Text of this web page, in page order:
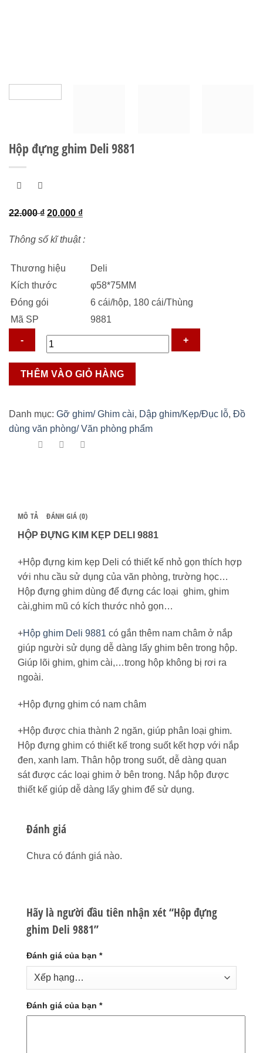
Hộp đựng ghim Deli 9881
22.000₫ Giá
là:
20.000 ₫Giá
tại
20.000 ₫.
Thông số kĩ thuật :
Thương hiệu
Deli
Kích thước
φ58*75MM
Đóng gói
6 cái/hộp, 180 cái/Thùng
Mã SP
9881
Hộp
Deli
9881
THÊM VÀO GIỎ HÀNG
Danh mục: Gỡ ghim/ Ghim cài, Dập ghim/Kẹp/Đục lỗ, Đồ
dùng văn phòng/ Văn phòng phẩm
MÔ TẢ ĐÁNH GIÁ (0)
HỘP ĐỰNG KIM KẸP DELI 9881
+Hộp đựng kim kẹp Deli có thiết kế nhỏ gọn thích hợp
với nhu cầu sử dụng của văn phòng, trường học…
Hộp đựng ghim dùng để đựng các loại ghim, ghim
cài,ghim mũ có kích thước nhỏ gọn…
+Hộp ghim Deli 9881 có gắn thêm nam châm ở nắp
giúp người sử dụng dễ dàng lấy ghim bên trong hộp.
Giúp lõi ghim, ghim cài,…trong hộp không bị rơi ra
ngoài.
+Hộp đựng ghim có nam châm
+Hộp được chia thành 2 ngăn, giúp phân loại ghim.
Hộp đựng ghim có thiết kế trong suốt kết hợp với nắp
đen, xanh lam. Thân hộp trong suốt, dễ dàng quan
sát được các loại ghim ở bên trong. Nắp hộp được
thiết kế giúp dễ dàng lấy ghim để sử dụng.
Đánh giá
Chưa có đánh giá nào.
Hãy là người đầu tiên nhận xét “Hộp đựng
ghim Deli 9881”
Đánh giá của bạn *
Đánh giá của bạn *